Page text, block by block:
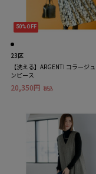
50%OFF
23区
【洗える】ARGENTI コラージ
ンピース
20,350円 税込